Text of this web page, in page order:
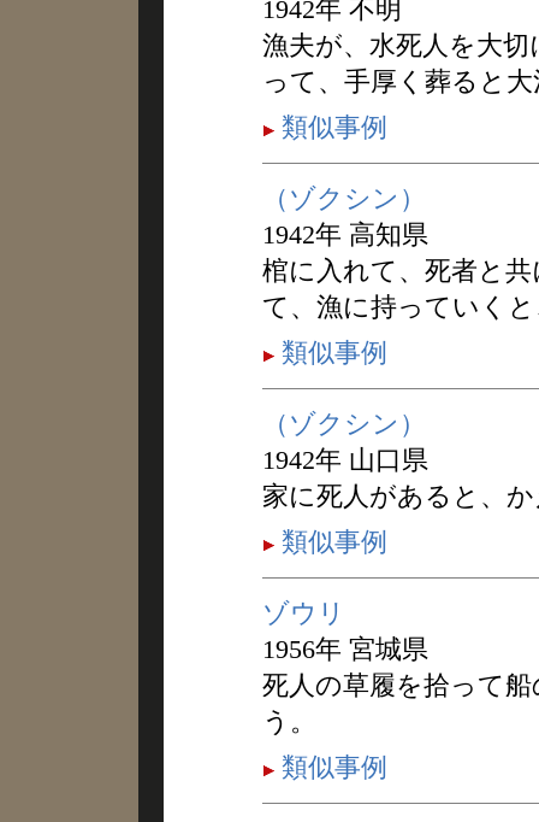
1942年 不明
漁夫が、水死人を大
って、手厚く葬ると
類似事例
（ゾクシン）
1942年 高知県
棺に入れて、死者と
て、漁に持っていく
類似事例
（ゾクシン）
1942年 山口県
家に死人があると、
類似事例
ゾウリ
1956年 宮城県
死人の草履を拾って
う。
類似事例